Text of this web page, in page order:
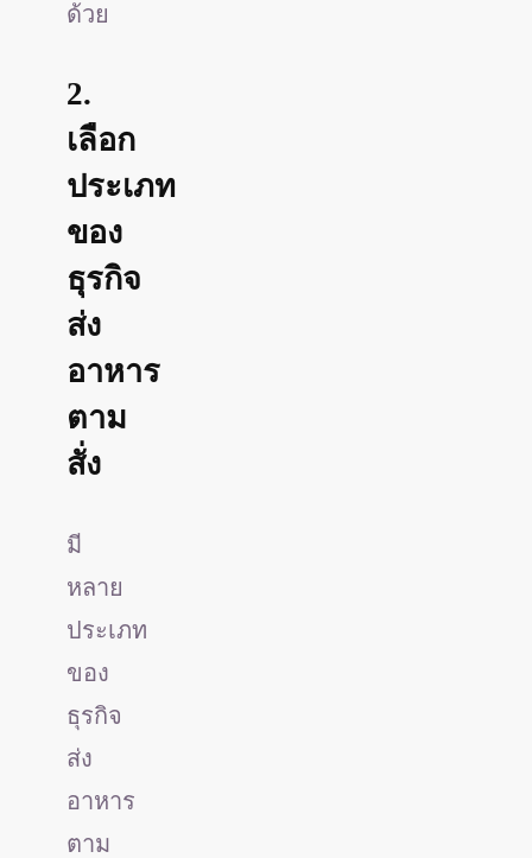
ด้วย
2.
เลือก
ประเภท
ของ
ธุรกิจ
ส่ง
อาหาร
ตาม
สั่ง
มี
หลาย
ประเภท
ของ
ธุรกิจ
ส่ง
อาหาร
ตาม